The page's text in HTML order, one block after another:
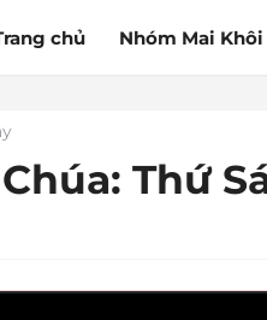
chủ Nhóm Mai Khôi
Thứ